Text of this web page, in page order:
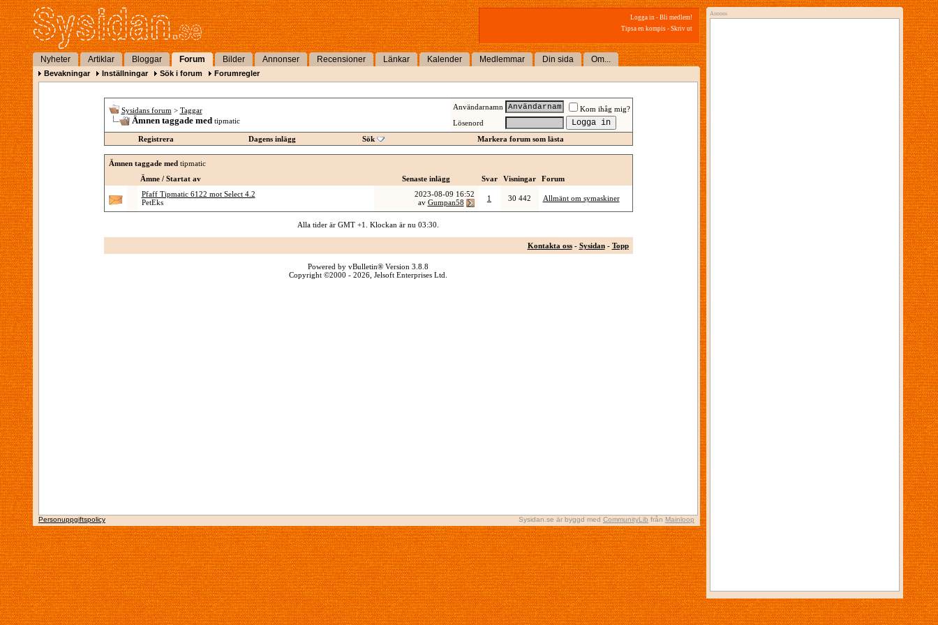
Logga in - Bli medlem!
Tipsa en kompis - Skriv ut
Nyheter Artiklar Bloggar Forum Bilder Annonser Recensioner Länkar Kalender Medlemmar Din sida Om...
Bevakningar Inställningar Sök i forum Forumregler
Sysidans forum > Taggar
Ämnen taggade med tipmatic
Användarnamn
Kom ihåg mig?
Lösenord
Registrera
Dagens inlägg Sök Markera forum som lästa
Ämnen taggade med tipmatic
Ämne / Startat av
Senaste inlägg Svar Visningar
Forum
Pfaff Tipmatic 6122 mot Select 4.2
PetEks
2023-08-09 16:52
av Gumpan58 1 30 442 Allmänt om symaskiner
Alla tider är GMT +1. Klockan är nu 03:30
Kontakta oss- Sysidan- Topp
Powered by vBulletin® Version 3.8.8
Copyright ©2000 - 2026, Jelsoft Enterprises Ltd.
Sysidan.se är byggd med CommunityLib från Mainloop
Personuppgiftspolicy
Annons